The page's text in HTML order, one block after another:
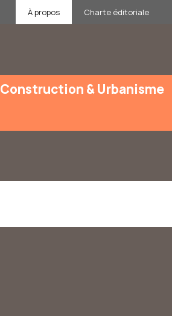
À propos Charte éditoriale
Construction & Urbanisme